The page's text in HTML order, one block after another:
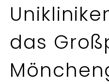
das